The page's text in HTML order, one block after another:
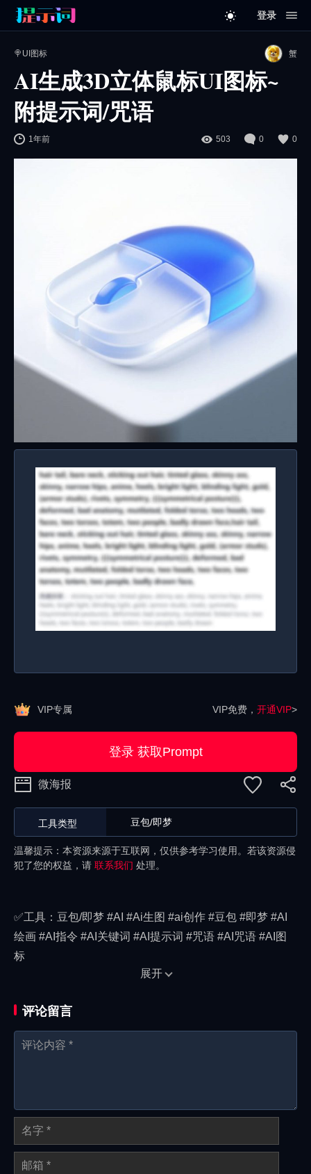
登录
🍭UI图标 蟹
AI生成3D立体鼠标UI图标~
附提示词/咒语
1年前 503 0 0
VIP专属 VIP免费， 开通VIP>
登录 获取Prompt
微海报
工具类型 豆包/即梦
温馨提示：本资源来源于互联网，仅供参考学习使用。若该资源侵
犯了您的权益，请 联系我们 处理。
✅工具：豆包/即梦 #AI #Ai生图 #ai创作 #豆包 #即梦 #AI
绘画 #AI指令 #AI关键词 #AI提示词 #咒语 #AI咒语 #AI图
标
展开
评论留言